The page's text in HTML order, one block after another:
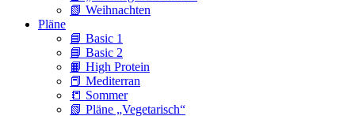
📗 Weihnachten
Pläne
📘 Basic 1
📘 Basic 2
📙 High Protein
📕 Mediterran
📒 Sommer
📗 Pläne „Vegetarisch“